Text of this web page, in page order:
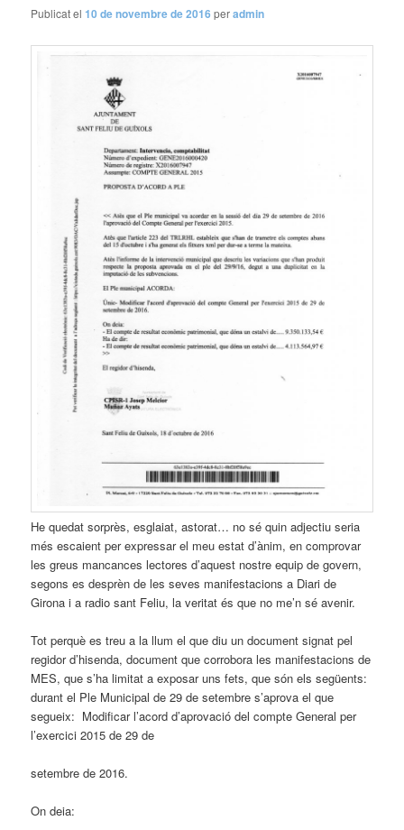
Publicat el10 de novembre de 2016 peradmin
He quedat sorprès, esglaiat, astorat… no sé quin adjectiu seria
més escaient per expressar el meu estat d’ànim, en comprovar
les greus mancances lectores d’aquest nostre equip de govern,
segons es desprèn de les seves manifestacions a Diari de
Girona i a radio sant Feliu, la veritat és que no me’n sé avenir.
Tot perquè es treu a la llum el que diu un document signat pel
regidor d’hisenda, document que corrobora les manifestacions de
MES, que s’ha limitat a exposar uns fets, que són els següents:
durant el Ple Municipal de 29 de setembre s’aprova el que
segueix: Modificar l’acord d’aprovació del compte General per
l’exercici 2015 de 29 de
setembre de 2016.
On deia: